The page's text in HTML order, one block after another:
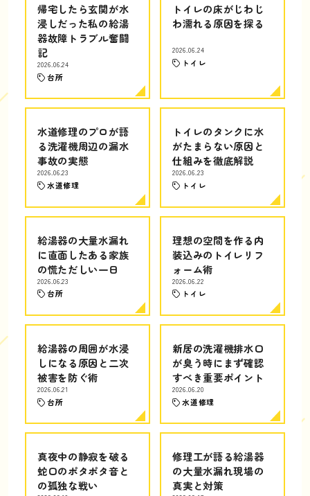
帰宅したら玄関が水
浸しだった私の給湯
器故障トラブル奮闘
記
2026.06.24
台所
トイレの床がじわじ
わ濡れる原因を探る
2026.06.24
トイレ
水道修理のプロが語
る洗濯機周辺の漏水
事故の実態
2026.06.23
水道修理
トイレのタンクに水
がたまらない原因と
仕組みを徹底解説
2026.06.23
トイレ
給湯器の大量水漏れ
に直面したある家族
の慌ただしい一日
2026.06.23
台所
理想の空間を作る内
装込みのトイレリフ
ォーム術
2026.06.22
トイレ
給湯器の周囲が水浸
しになる原因と二次
被害を防ぐ術
2026.06.21
台所
新居の洗濯機排水口
が臭う時にまず確認
すべき重要ポイント
2026.06.20
水道修理
真夜中の静寂を破る
蛇口のポタポタ音と
の孤独な戦い
修理工が語る給湯器
の大量水漏れ現場の
真実と対策